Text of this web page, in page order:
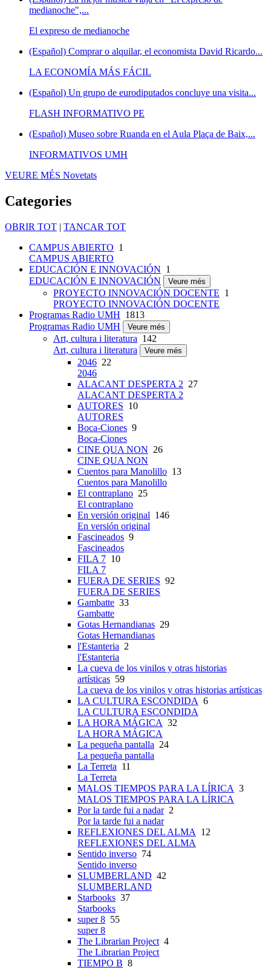
medianoche",...
El expreso de medianoche
(Español) Comprar o alquilar, el economista David Ricardo...
LA ECONOMÍA MÁS FÁCIL
(Español) Un grupo de eurodiputados concluye una visita...
FLASH INFORMATIVO PE
(Español) Museo sobre Ruanda en el Aula Plaça de Baix,...
INFORMATIVOS UMH
VEURE MÉS Novetats
Categories
OBRIR TOT | TANCAR TOT
CAMPUS ABIERTO 1
CAMPUS ABIERTO
EDUCACIÓN E INNOVACIÓN 1
EDUCACIÓN E INNOVACIÓN
Veure més
PROYECTO INNOVACIÓN DOCENTE 1
PROYECTO INNOVACIÓN DOCENTE
Programas Radio UMH 1813
Programas Radio UMH
Veure més
Art, cultura i literatura 142
Art, cultura i literatura
Veure més
2046 22
2046
ALACANT DESPERTA 2 27
ALACANT DESPERTA 2
AUTORES 10
AUTORES
Boca-Ciones 9
Boca-Ciones
CINE QUA NON 26
CINE QUA NON
Cuentos para Manolillo 13
Cuentos para Manolillo
El contraplano 25
El contraplano
En versión original 146
En versión original
Fascineados 9
Fascineados
FILA 7 10
FILA 7
FUERA DE SERIES 92
FUERA DE SERIES
Gambatte 33
Gambatte
Gotas Hernandianas 29
Gotas Hernandianas
l'Estanteria 2
l'Estanteria
La cueva de los vinilos y otras historias
artísticas 59
La cueva de los vinilos y otras historias artísticas
LA CULTURA ESCONDIDA 6
LA CULTURA ESCONDIDA
LA HORA MÁGICA 32
LA HORA MÁGICA
La pequeña pantalla 24
La pequeña pantalla
La Terreta 11
La Terreta
MALOS TIEMPOS PARA LA LÍRICA 3
MALOS TIEMPOS PARA LA LÍRICA
Por la tarde fui a nadar2
Por la tarde fui a nadar
REFLEXIONES DEL ALMA
12
REFLEXIONES DEL ALMA
Sentido inverso 74
Sentido inverso
SLUMBERLAND 42
SLUMBERLAND
Starbooks 37
Starbooks
super 8 55
super 8
The Librarian Project 4
The Librarian Project
TIEMPO B 8